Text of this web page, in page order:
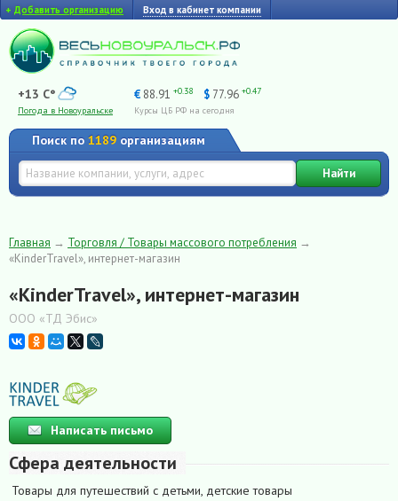
+ Добавить организацию Вход в кабинет компании
+13 C°
Погода в Новоуральске
€ 88.91 +0.38 $ 77.96 +0.47
Курсы ЦБ РФ на сегодня
Поиск по 1189 организациям
Найти
Главная → Торговля / Товары массового потребления →
«KinderTravel», интернет-магазин
«KinderTravel», интернет-магазин
ООО «ТД Эбис»
Написать письмо
Сфера деятельности
Товары для путешествий с детьми, детские товары